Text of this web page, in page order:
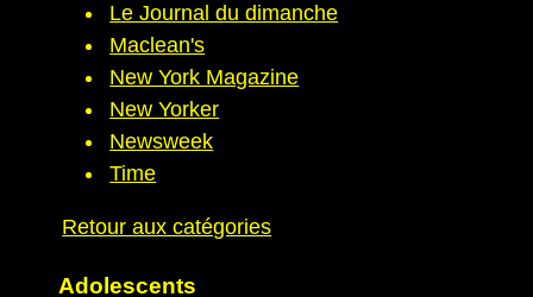
Le Journal du dimanche
Maclean's
New York Magazine
New Yorker
Newsweek
Time
Retour aux catégories
Adolescents